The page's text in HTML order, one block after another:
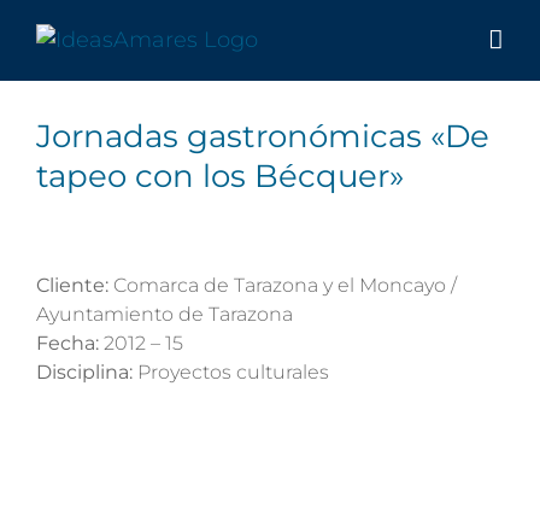
contenido
Jornadas gastronómicas «De
tapeo con los Bécquer»
Cliente: Comarca de Tarazona y el Moncayo /
Ayuntamiento de Tarazona
Fecha: 2012 – 15
Disciplina: Proyectos culturales